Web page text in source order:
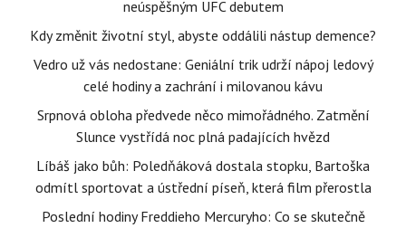
neúspěšným UFC debutem
Kdy změnit životní styl, abyste oddálili nástup demence?
Vedro už vás nedostane: Geniální trik udrží nápoj ledový
celé hodiny a zachrání i milovanou kávu
Srpnová obloha předvede něco mimořádného. Zatmění
Slunce vystřídá noc plná padajících hvězd
Líbáš jako bůh: Poledňáková dostala stopku, Bartoška
odmítl sportovat a ústřední píseň, která film přerostla
Poslední hodiny Freddieho Mercuryho: Co se skutečně